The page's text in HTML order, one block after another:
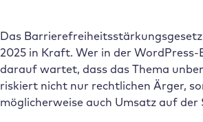
Das
2025 in Kraft. Wer in der WordPress-
darauf wartet, dass das Thema
riskiert nicht nur rechtlichen Ärger,
möglicherweise auch Umsatz auf der